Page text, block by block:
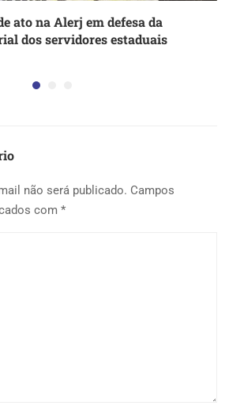
ato na Alerj em defesa da
dos servidores estaduais
não será publicado. Campos
com *